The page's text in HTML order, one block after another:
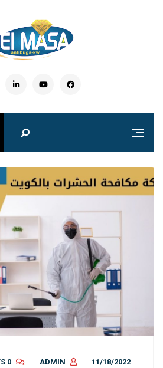
11/18/2022
ADMIN
0 COMMENTS